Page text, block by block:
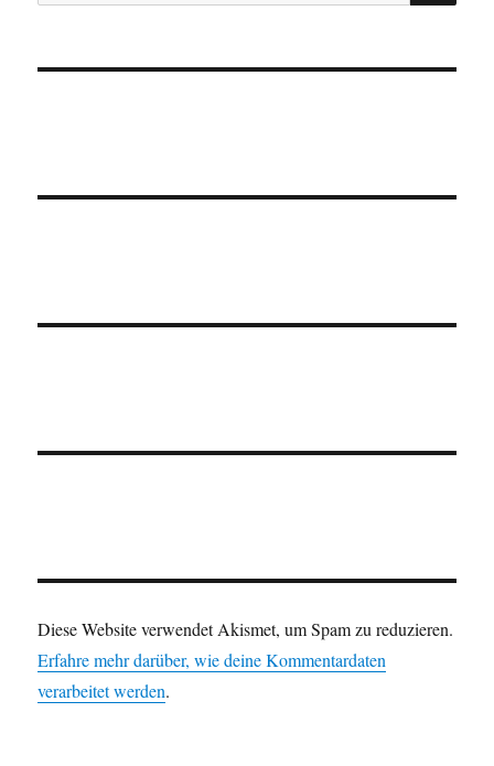
Diese Website verwendet Akismet, um Spam zu reduzieren.
Erfahre mehr darüber, wie deine Kommentardaten
verarbeitet werden.